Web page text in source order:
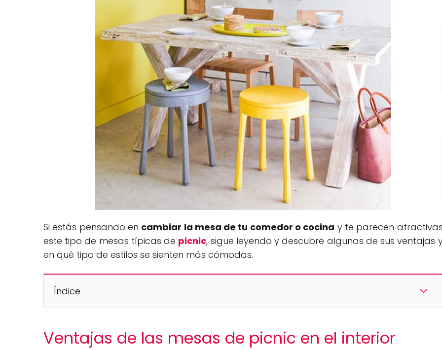
Si estás pensando en cambiar la mesa de tu comedor o cocina y te parecen atractivas
este tipo de mesas típicas de picnic, sigue leyendo y descubre algunas de sus ventajas
en qué tipo de estilos se sienten más cómodas.
Índice
Ventajas de las mesas de picnic en el interior